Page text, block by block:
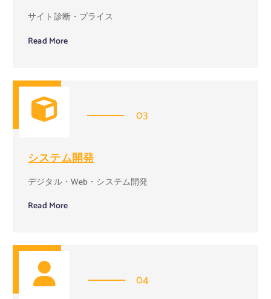
サイト診断・プライス
Read More
03
システム開発
デジタル・Web・システム開発
Read More
04